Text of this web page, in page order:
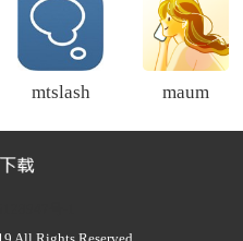
mtslash maum